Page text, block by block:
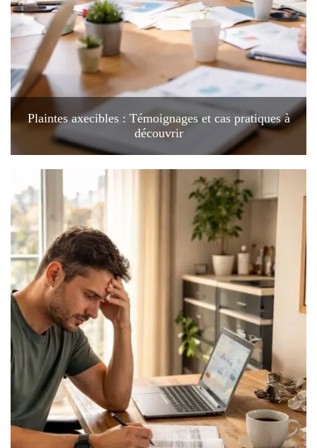
Plaintes axecibles : Témoignages et cas pratiques à
découvrir